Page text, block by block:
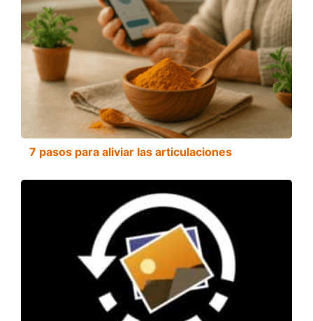
7 pasos para aliviar las articulaciones